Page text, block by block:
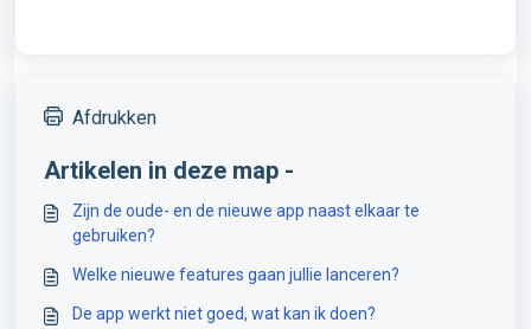
Afdrukken
Artikelen in deze map -
Zijn de oude- en de nieuwe app naast elkaar te
gebruiken?
Welke nieuwe features gaan jullie lanceren?
De app werkt niet goed, wat kan ik doen?